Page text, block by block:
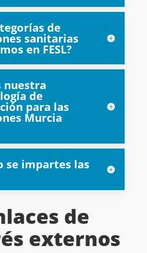
de
sanitarias
en FESL?
nuestra
de
para las
Murcia
se impartes las
de
externos